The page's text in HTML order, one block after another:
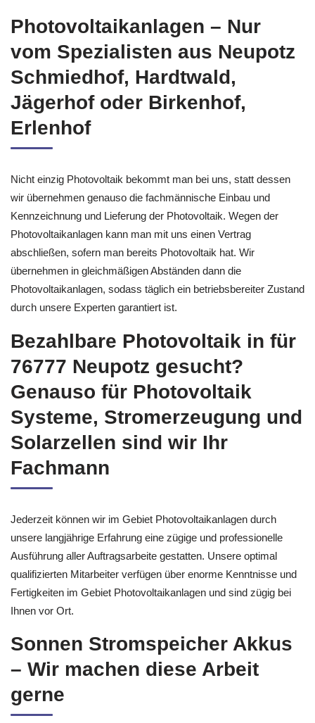
Photovoltaikanlagen – Nur
vom Spezialisten aus Neupotz
Schmiedhof, Hardtwald,
Jägerhof oder Birkenhof,
Erlenhof
Nicht einzig Photovoltaik bekommt man bei uns, statt dessen
wir übernehmen genauso die fachmännische Einbau und
Kennzeichnung und Lieferung der Photovoltaik. Wegen der
Photovoltaikanlagen kann man mit uns einen Vertrag
abschließen, sofern man bereits Photovoltaik hat. Wir
übernehmen in gleichmäßigen Abständen dann die
Photovoltaikanlagen, sodass täglich ein betriebsbereiter Zustand
durch unsere Experten garantiert ist.
Bezahlbare Photovoltaik in für
76777 Neupotz gesucht?
Genauso für Photovoltaik
Systeme, Stromerzeugung und
Solarzellen sind wir Ihr
Fachmann
Jederzeit können wir im Gebiet Photovoltaikanlagen durch
unsere langjährige Erfahrung eine zügige und professionelle
Ausführung aller Auftragsarbeite gestatten. Unsere optimal
qualifizierten Mitarbeiter verfügen über enorme Kenntnisse und
Fertigkeiten im Gebiet Photovoltaikanlagen und sind zügig bei
Ihnen vor Ort.
Sonnen Stromspeicher Akkus
– Wir machen diese Arbeit
gerne